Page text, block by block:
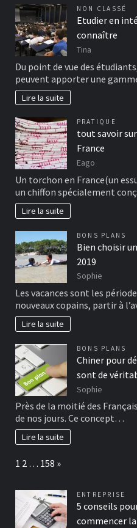
NON CLASSÉ
Etudier en
connaître
Tina
Du point de vue des
peuvent apporter une
Lire la suite
PRATIQUE
tout savoir
France
Eago
Un torchon en France(un
un chiffon spécialement
Lire la suite
BONS PLANS
Bien choisir
2019
Sophie
Les vacances sont les
nouveaux copains, partir à
Lire la suite
BONS PLANS
Chiner pour
sont de
Sophie
Près de la moitié des
de nos jours. Ce concept…
Lire la suite
Page:
1 2 … 158 Next
»
ENTREPRISE
5 conseils
commencer